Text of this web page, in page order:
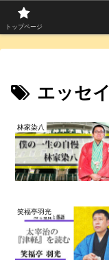
エッセイ
林家染八
笑福亭羽光
トップページ